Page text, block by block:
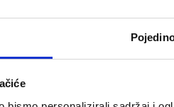
Biserka Džeba Maja Mardešić